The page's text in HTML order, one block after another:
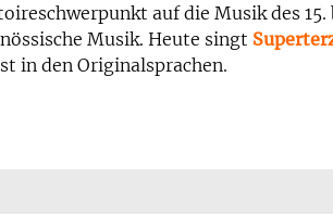
auf die Musik des
Musik. Heute singt
in den Originalsprachen.